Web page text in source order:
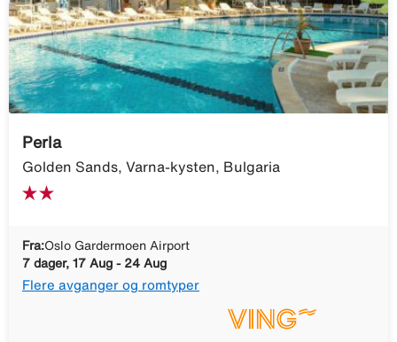
Perla
Golden Sands, Varna-kysten, Bulgaria
Fra:Oslo Gardermoen Airport
7 dager, 17 Aug - 24 Aug
Flere avganger og romtyper